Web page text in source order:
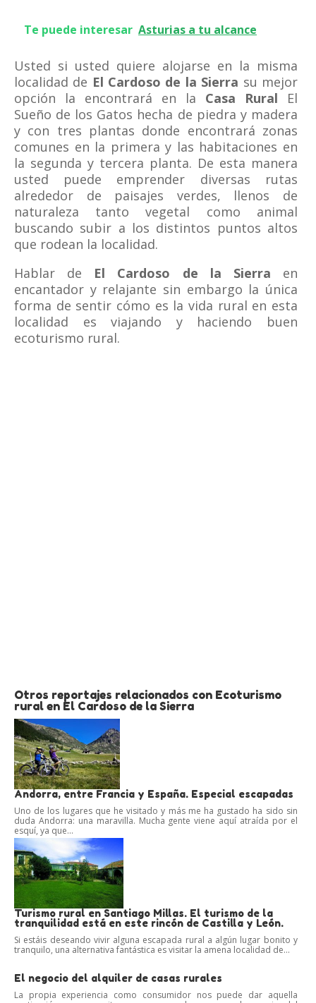
Te puede interesar Asturias a tu alcance
Usted si usted quiere alojarse en la misma
localidad de El Cardoso de la Sierra su mejor
opción la encontrará en la Casa Rural El
Sueño de los Gatos hecha de piedra y madera
y con tres plantas donde encontrará zonas
comunes en la primera y las habitaciones en
la segunda y tercera planta. De esta manera
usted puede emprender diversas rutas
alrededor de paisajes verdes, llenos de
naturaleza tanto vegetal como animal
buscando subir a los distintos puntos altos
que rodean la localidad.
Hablar de El Cardoso de la Sierra en
encantador y relajante sin embargo la única
forma de sentir cómo es la vida rural en esta
localidad es viajando y haciendo buen
ecoturismo rural.
Otros reportajes relacionados con Ecoturismo
rural en El Cardoso de la Sierra
Andorra, entre Francia y España. Especial escapadas
Uno de los lugares que he visitado y más me ha gustado ha sido sin
duda Andorra: una maravilla. Mucha gente viene aquí atraída por el
esquí, ya que...
Turismo rural en Santiago Millas. El turismo de la
tranquilidad está en este rincón de Castilla y León.
Si estáis deseando vivir alguna escapada rural a algún lugar bonito y
tranquilo, una alternativa fantástica es visitar la amena localidad de...
El negocio del alquiler de casas rurales
La propia experiencia como consumidor nos puede dar aquella